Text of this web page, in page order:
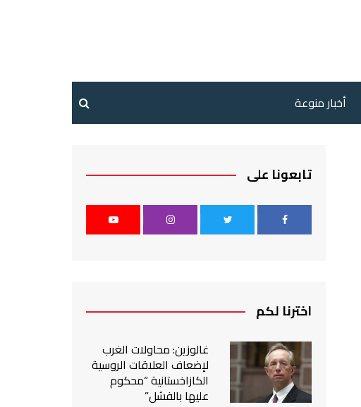
أخبار منوعة
تابعونا على
اخترنا لكم
غالوزين: محاولات الغرب
لإضعاف العلاقات الروسية
الكازاخستانية “محكوم
عليها بالفشل”